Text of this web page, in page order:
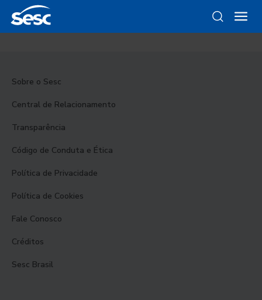
Sobre o Sesc
Central de Relacionamento
Transparência
Código de Conduta e Ética
Política de Privacidade
Política de Cookies
Fale Conosco
Créditos
Sesc Brasil